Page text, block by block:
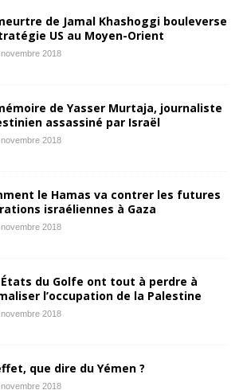
de Jamal Khashoggi bouleverse
US au Moyen-Orient
2018
de Yasser Murtaja, journaliste
assassiné par Israël
2018
le Hamas va contrer les futures
israéliennes à Gaza
2018
États du Golfe ont tout à perdre à
l’occupation de la Palestine
2018
que dire du Yémen ?
2018